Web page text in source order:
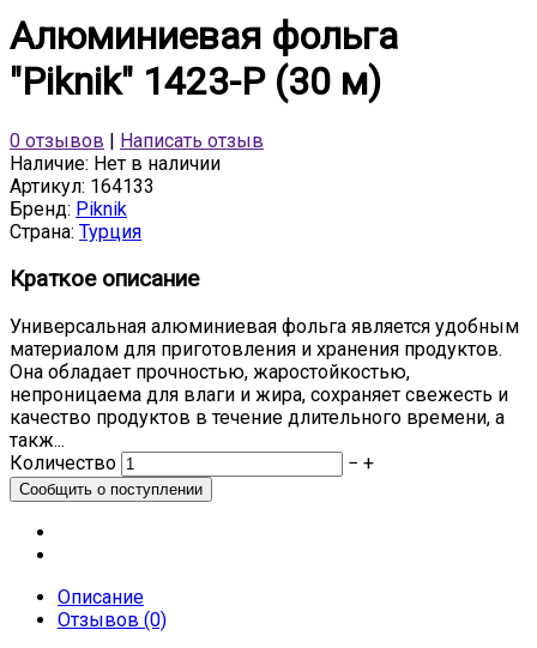
Алюминиевая фольга
"Piknik" 1423-Р (30 м)
0 отзывов
Написать отзыв
Наличие: Нет в наличии
Артикул: 164133
Бренд: Piknik
Страна: Турция
Краткое описание
Универсальная алюминиевая фольга является удобным
материалом для приготовления и хранения продуктов.
Она обладает прочностью, жаростойкостью,
непроницаема для влаги и жира, сохраняет свежесть и
качество продуктов в течение длительного времени, а
такж...
Количество
− +
Описание
Отзывов (0)